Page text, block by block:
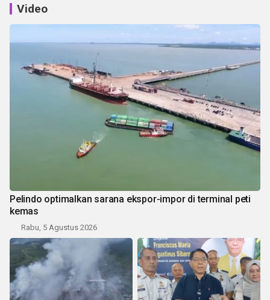
Video
Pelindo optimalkan sarana ekspor-impor di terminal peti
kemas
Rabu, 5 Agustus 2026